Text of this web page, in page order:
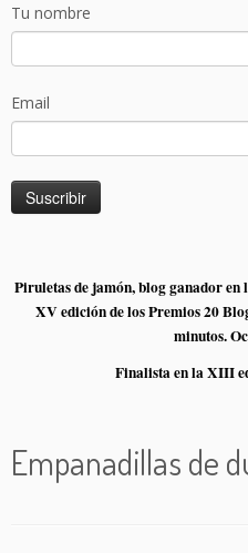
Tu nombre
Email
Piruletas de jamón, blog ganador
XV edición de los Premios 20
minutos.
Finalista en la XIII
Empanadillas de